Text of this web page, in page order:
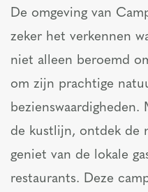
De omgeving van
zeker het verkennen
niet alleen beroemd
om zijn prachtige
bezienswaardigheden.
de kustlijn, ontdek de
geniet van de lokale
restaurants. Deze